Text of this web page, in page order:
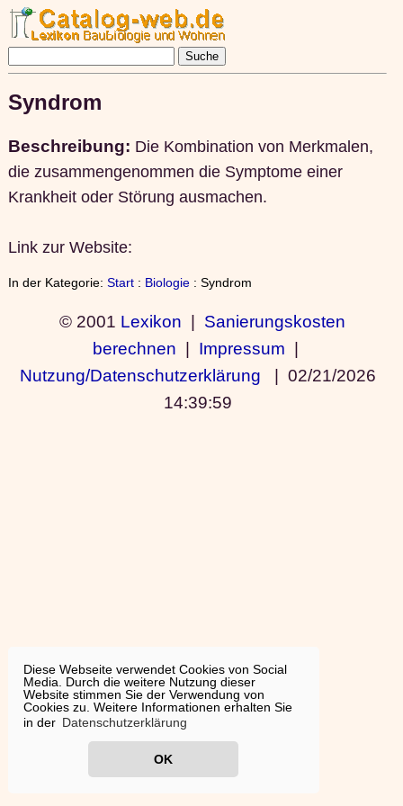
Diese Webseite verwendet Cookies von Social
Media. Durch die weitere Nutzung dieser
Website stimmen Sie der Verwendung von
Cookies zu. Weitere Informationen erhalten Sie
in der Datenschutzerklärung
OK
Syndrom
Beschreibung: Die Kombination von Merkmalen,
die zusammengenommen die Symptome einer
Krankheit oder Störung ausmachen.
Link zur Website:
In der Kategorie: Start: Biologie: Syndrom
© 2001 Lexikon | Sanierungskosten
berechnen | Impressum |
Nutzung/Datenschutzerklärung | 02/21/2026
14:39:59